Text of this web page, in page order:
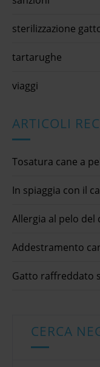
sterilizzazione
tartarughe
viaggi
ARTICOLI
Tosatura cane a
In spiaggia con il
Allergia al pelo
Addestramento
Gatto raffreddato
CERCA